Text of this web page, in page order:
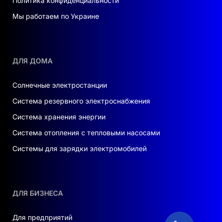
Эффективность:высокая эффективность
заряда и разряда.
Защита:
надежной в любых условиях.
Мы работаем по Украине
ДЛЯ ДОМА
Солнечные электростанции
Система резервного электроснабжения
Система хранения энергии
Система отопления с тепловыми насосами
Системы для зарядки электромобилей
ДЛЯ БИЗНЕСА
Для предприятий